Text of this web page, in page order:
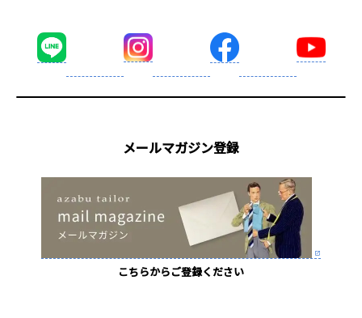
メールマガジン登録
こちらからご登録ください